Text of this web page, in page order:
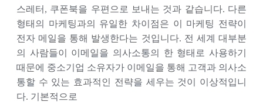
스레터, 쿠폰북을 우편으로 보내는 것과 같습니다. 다른
형태의 마케팅과의 유일한 차이점은 이 마케팅 전략이
전자 메일을 통해 발생한다는 것입니다. 전 세계 대부분
의 사람들이 이메일을 의사소통의 한 형태로 사용하기
때문에 중소기업 소유자가 이메일을 통해 고객과 의사소
통할 수 있는 효과적인 전략을 세우는 것이 이상적입니
다. 기본적으로